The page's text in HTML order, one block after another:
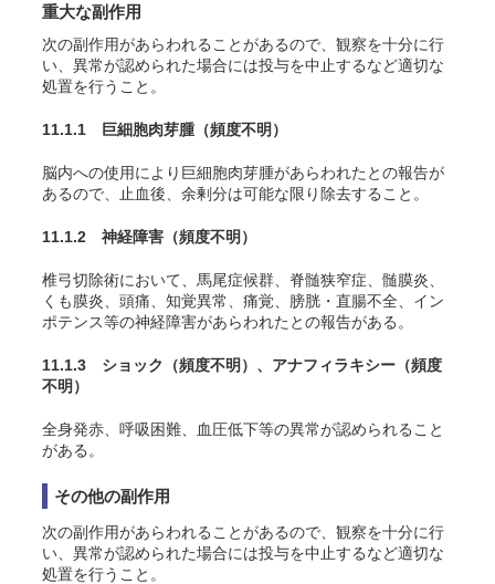
重大な副作用
次の副作用があらわれることがあるので、観察を十分に行
い、異常が認められた場合には投与を中止するなど適切な
処置を行うこと。
11.1.1 巨細胞肉芽腫 （頻度不明）
脳内への使用により巨細胞肉芽腫があらわれたとの報告が
あるので、止血後、余剰分は可能な限り除去すること。
11.1.2 神経障害 （頻度不明）
椎弓切除術において、馬尾症候群、脊髄狭窄症、髄膜炎、
くも膜炎、頭痛、知覚異常、痛覚、膀胱・直腸不全、イン
ポテンス等の神経障害があらわれたとの報告がある。
11.1.3 ショック （頻度不明） 、アナフィラキシー （頻度
不明）
全身発赤、呼吸困難、血圧低下等の異常が認められること
がある。
その他の副作用
次の副作用があらわれることがあるので、観察を十分に行
い、異常が認められた場合には投与を中止するなど適切な
処置を行うこと。